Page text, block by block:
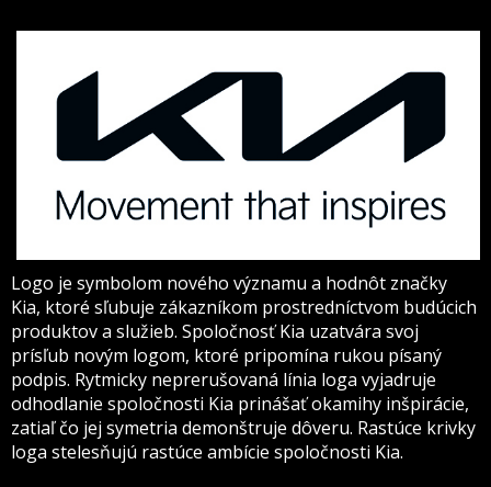
Logo je symbolom nového významu a hodnôt značky
Kia, ktoré sľubuje zákazníkom prostredníctvom budúcich
produktov a služieb. Spoločnosť Kia uzatvára svoj
prísľub novým logom, ktoré pripomína rukou písaný
podpis. Rytmicky neprerušovaná línia loga vyjadruje
odhodlanie spoločnosti Kia prinášať okamihy inšpirácie,
zatiaľ čo jej symetria demonštruje dôveru. Rastúce krivky
loga stelesňujú rastúce ambície spoločnosti Kia.